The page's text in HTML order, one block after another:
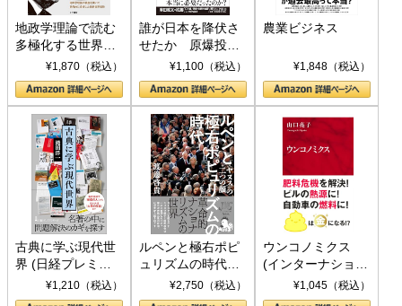
地政学理論で読む
多極化する世界：
トランプとBRICS
の挑戦
¥1,870（税込）
誰が日本を降伏さ
せたか 原爆投
下、ソ連参戦、そ
して聖断 (PHP新
書)
¥1,100（税込）
農業ビジネス
¥1,848（税込）
古典に学ぶ現代世
界 (日経プレミア
シリーズ)¥1,210（税込）
ルペンと極右ポピ
ュリズムの時代：
〈ヤヌス〉の二つ
の顔
¥2,750（税込）
ウンコノミクス
(インターナショナ
ル新書)¥1,045（税込）